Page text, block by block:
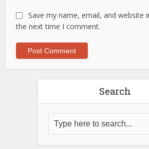
Save my name, email, and website
the next time I comment.
Search